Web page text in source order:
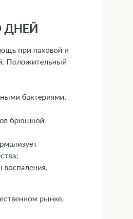
ДНЕЙ
при паховой и
Положительный
бактериями,
брюшной
рынке.